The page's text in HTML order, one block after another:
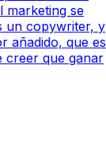
marketing se
un copywriter, y
añadido, que es
creer que ganar